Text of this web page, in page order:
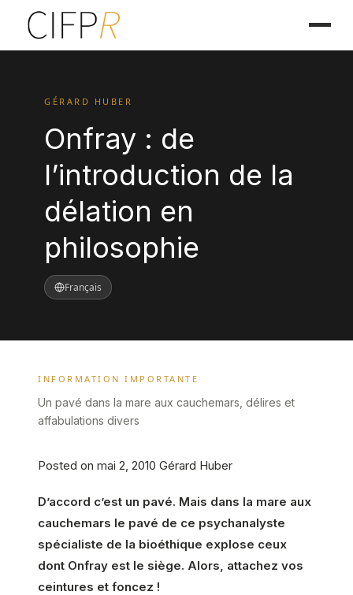
GÉRARD HUBER
Onfray : de
l’introduction de la
délation en
philosophie
Français
INFORMATION IMPORTANTE
Un pavé dans la mare aux cauchemars, délires et
affabulations divers
Posted on mai 2, 2010 Gérard Huber
D’accord c’est un pavé. Mais dans la mare aux
cauchemars le pavé de ce psychanalyste
spécialiste de la bioéthique explose ceux
dont Onfray est le siège. Alors, attachez vos
ceintures et foncez !